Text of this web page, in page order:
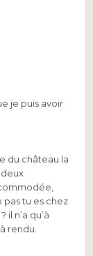
je puis avoir
du château la
pas tu es chez
n’a qu’à
rendu.